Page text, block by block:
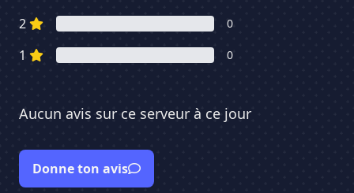
2 0
1 0
Aucun avis sur ce serveur à ce jour
Donne ton avis